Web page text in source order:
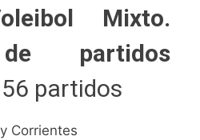
Mixto.
partidos
56 partidos
Corrientes